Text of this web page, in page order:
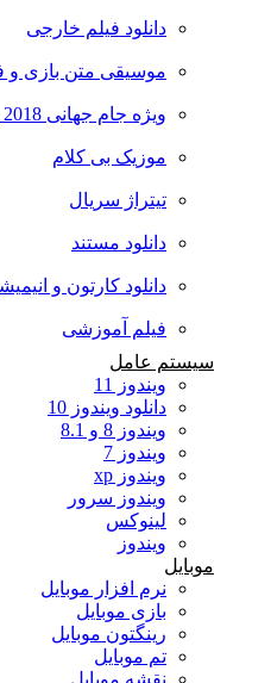
دانلود فیلم خارجی
موسیقی متن بازی و فیلم
ویژه جام جهانی 2018 روسیه
موزیک بی کلام
تیتراژ سریال
دانلود مستند
دانلود کارتون و انیمیشن
فیلم آموزشی
سیستم عامل
ویندوز 11
دانلود ویندوز 10
ویندوز 8 و 8.1
ویندوز 7
ویندوز xp
ویندوز سرور
لینوکس
ویندوز
موبایل
نرم افزار موبایل
بازی موبایل
رینگتون موبایل
تم موبایل
نقشه موبایل